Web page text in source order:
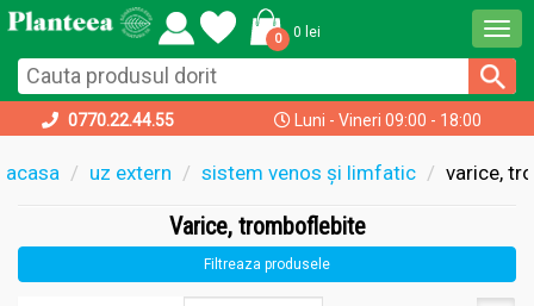
0 0 lei
0770.22.44.55 Luni - Vineri 09:00 - 18:00
acasa uz extern sistem venos și limfatic varice,
Varice, tromboflebite
Filtreaza produsele